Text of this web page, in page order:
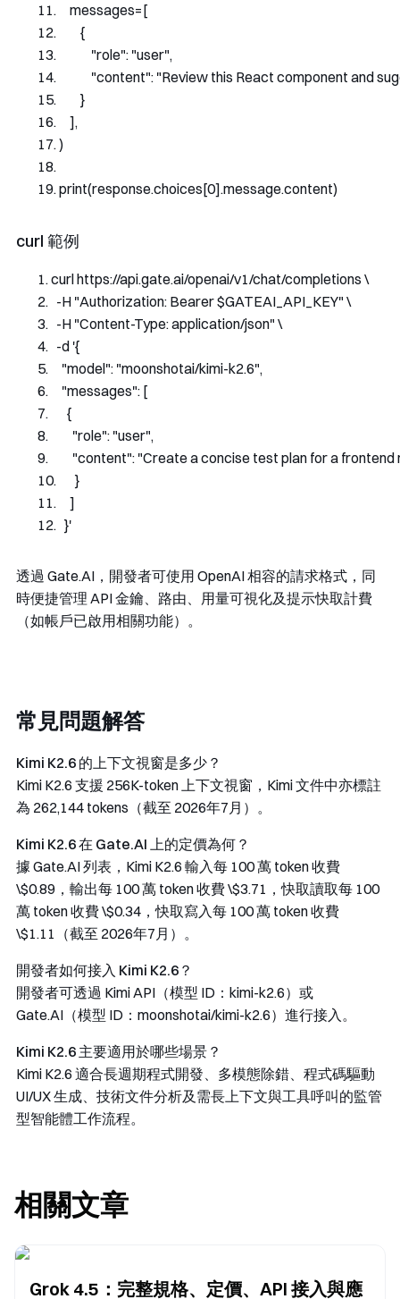
    messages
=[
{
"role": "user",
"content": "Review this React component and
}
],
)
print(response.choices[0].message.content)
curl 範例
curl https://api.gate.ai/openai/v1/chat/completions \
-H "Authorization: Bearer $GATEAI_API_KEY" \
-H "Content-Type: application/json" \
-d '{
    "model": "moonshotai/kimi-k2.6",
    "messages": [
      {
        "role": "user",
"content": "Create a concise test plan for a
      }
    ]
  }'
透過 Gate.AI，開發者可使用 OpenAI 相容的請求格式，同
時便捷管理 API 金鑰、路由、用量可視化及提示快取計費
（如帳戶已啟用相關功能）。
常見問題解答
Kimi K2.6 的上下文視窗是多少？
Kimi K2.6 支援 256K-token 上下文視窗，Kimi 文件中亦標註
為 262,144 tokens（截至 2026年7月）。
Kimi K2.6 在 Gate.AI 上的定價為何？
據 Gate.AI 列表，Kimi K2.6 輸入每 100 萬 token 收費
\$0.89，輸出每 100 萬 token 收費 \$3.71，快取讀取每 100
萬 token 收費 \$0.34，快取寫入每 100 萬 token 收費
\$1.11（截至 2026年7月）。
開發者如何接入 Kimi K2.6？
開發者可透過 Kimi API（模型 ID： kimi-k2.6）或
Gate.AI（模型 ID： moonshotai/kimi-k2.6）進行接入。
Kimi K2.6 主要適用於哪些場景？
Kimi K2.6 適合長週期程式開發、多模態除錯、程式碼驅動
UI/UX 生成、技術文件分析及需長上下文與工具呼叫的監管
型智能體工作流程。
相關文章
Grok 4.5：完整規格、定價、API 接入與應